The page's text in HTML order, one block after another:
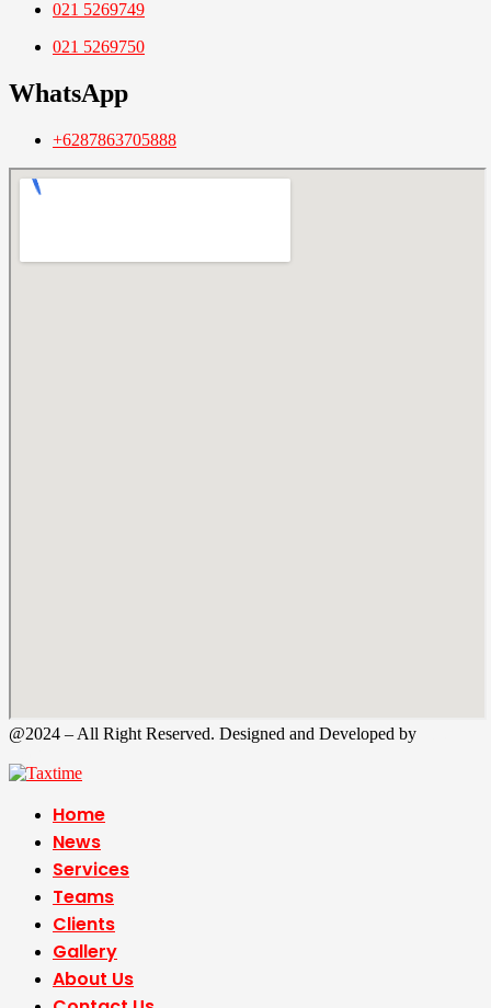
021 5269749
021 5269750
WhatsApp
+6287863705888
@2024 – All Right Reserved. Designed and Developed by
Home
News
Services
Teams
Clients
Gallery
About Us